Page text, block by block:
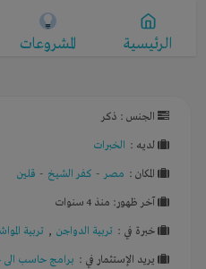
الرئيسية المشروعات
الجنس : ذكر
لديـه : الخبرات
المكان : مصر - كفر الشيخ - قلين
آخر ظهور: منذ 4 سنوات
خبرة في : تربية الدواجن , تربية
يريد الإستثمار في : برامج حاسب الى